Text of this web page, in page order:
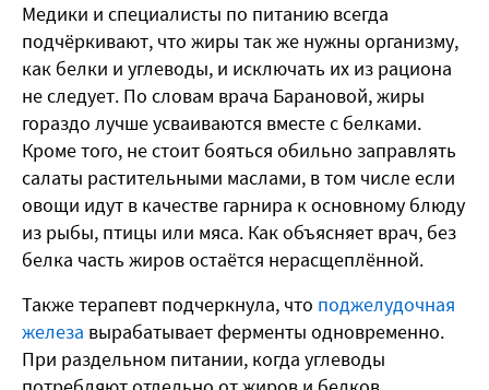
Медики и специалисты по питанию всегда
подчёркивают, что жиры так же нужны организму,
как белки и углеводы, и исключать их из рациона
не следует. По словам врача Барановой, жиры
гораздо лучше усваиваются вместе с белками.
Кроме того, не стоит бояться обильно заправлять
салаты растительными маслами, в том числе если
овощи идут в качестве гарнира к основному блюду
из рыбы, птицы или мяса. Как объясняет врач, без
белка часть жиров остаётся нерасщеплённой.
Также терапевт подчеркнула, что поджелудочная
железа вырабатывает ферменты одновременно.
При раздельном питании, когда углеводы